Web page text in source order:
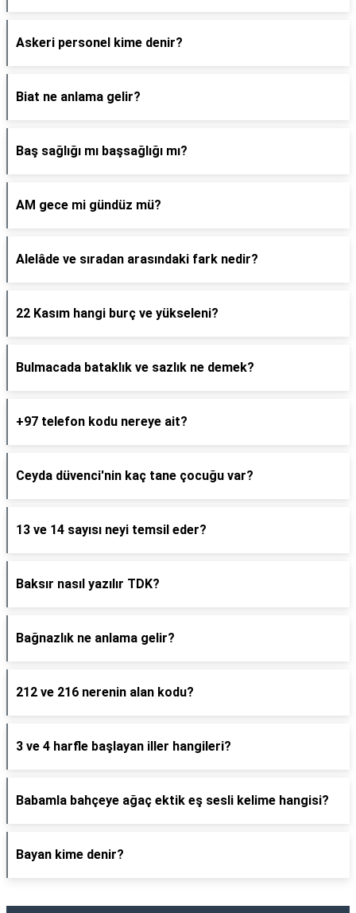
Askeri personel kime denir?
Biat ne anlama gelir?
Baş sağlığı mı başsağlığı mı?
AM gece mi gündüz mü?
Alelâde ve sıradan arasındaki fark nedir?
22 Kasım hangi burç ve yükseleni?
Bulmacada bataklık ve sazlık ne demek?
+97 telefon kodu nereye ait?
Ceyda düvenci'nin kaç tane çocuğu var?
13 ve 14 sayısı neyi temsil eder?
Baksır nasıl yazılır TDK?
Bağnazlık ne anlama gelir?
212 ve 216 nerenin alan kodu?
3 ve 4 harfle başlayan iller hangileri?
Babamla bahçeye ağaç ektik eş sesli kelime hangisi?
Bayan kime denir?